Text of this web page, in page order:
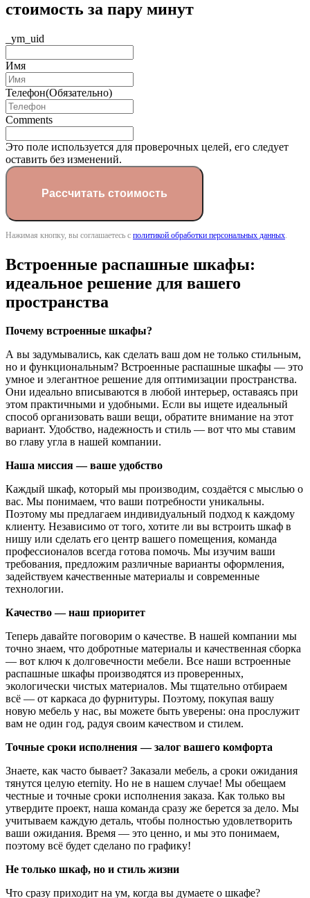
стоимость за пару минут
_ym_uid
Имя
Телефон(Обязательно)
Comments
Это поле используется для проверочных целей, его следует
оставить без изменений.
Нажимая кнопку, вы соглашаетесь с политикой обработки персональных данных
Встроенные распашные шкафы:
идеальное решение для вашего
пространства
Почему встроенные шкафы?
А вы задумывались, как сделать ваш дом не только стильным,
но и функциональным? Встроенные распашные шкафы — это
умное и элегантное решение для оптимизации пространства.
Они идеально вписываются в любой интерьер, оставаясь при
этом практичными и удобными. Если вы ищете идеальный
способ организовать ваши вещи, обратите внимание на этот
вариант. Удобство, надежность и стиль — вот что мы ставим
во главу угла в нашей компании.
Наша миссия — ваше удобство
Каждый шкаф, который мы производим, создаётся с мыслью о
вас. Мы понимаем, что ваши потребности уникальны.
Поэтому мы предлагаем индивидуальный подход к каждому
клиенту. Независимо от того, хотите ли вы встроить шкаф в
нишу или сделать его центр вашего помещения, команда
профессионалов всегда готова помочь. Мы изучим ваши
требования, предложим различные варианты оформления,
задействуем качественные материалы и современные
технологии.
Качество — наш приоритет
Теперь давайте поговорим о качестве. В нашей компании мы
точно знаем, что добротные материалы и качественная сборка
— вот ключ к долговечности мебели. Все наши встроенные
распашные шкафы производятся из проверенных,
экологически чистых материалов. Мы тщательно отбираем
всё — от каркаса до фурнитуры. Поэтому, покупая вашу
новую мебель у нас, вы можете быть уверены: она прослужит
вам не один год, радуя своим качеством и стилем.
Точные сроки исполнения — залог вашего комфорта
Знаете, как часто бывает? Заказали мебель, а сроки ожидания
тянутся целую eternity. Но не в нашем случае! Мы обещаем
честные и точные сроки исполнения заказа. Как только вы
утвердите проект, наша команда сразу же берется за дело. Мы
учитываем каждую деталь, чтобы полностью удовлетворить
ваши ожидания. Время — это ценно, и мы это понимаем,
поэтому всё будет сделано по графику!
Не только шкаф, но и стиль жизни
Что сразу приходит на ум, когда вы думаете о шкафе?